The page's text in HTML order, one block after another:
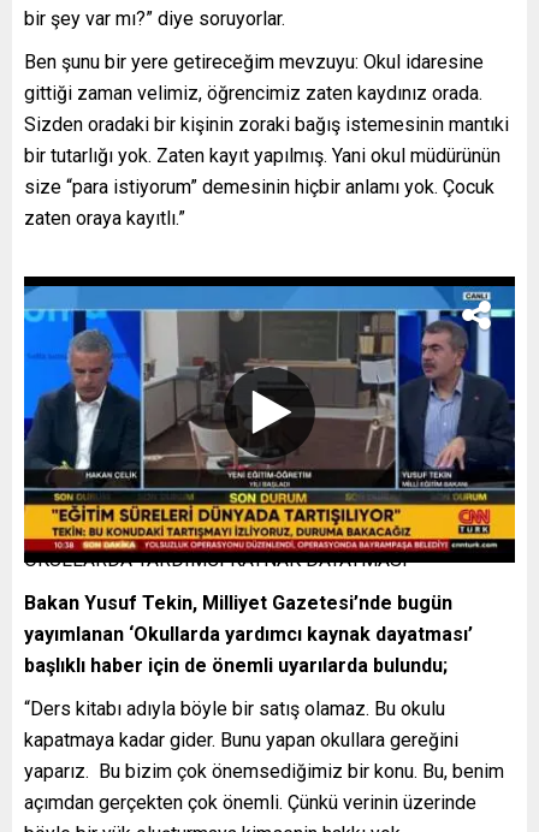
bir şey var mı?” diye soruyorlar.
Ben şunu bir yere getireceğim mevzuyu: Okul idaresine
gittiği zaman velimiz, öğrencimiz zaten kaydınız orada.
Sizden oradaki bir kişinin zoraki bağış istemesinin mantıki
bir tutarlığı yok. Zaten kayıt yapılmış. Yani okul müdürünün
size “para istiyorum” demesinin hiçbir anlamı yok. Çocuk
zaten oraya kayıtlı.”
OKULLARDA YARDIMCI KAYNAK DAYATMASI
Bakan Yusuf Tekin, Milliyet Gazetesi’nde bugün
yayımlanan ‘Okullarda yardımcı kaynak dayatması’
başlıklı haber için de önemli uyarılarda bulundu;
“Ders kitabı adıyla böyle bir satış olamaz. Bu okulu
kapatmaya kadar gider. Bunu yapan okullara gereğini
yaparız. Bu bizim çok önemsediğimiz bir konu. Bu, benim
açımdan gerçekten çok önemli. Çünkü verinin üzerinde